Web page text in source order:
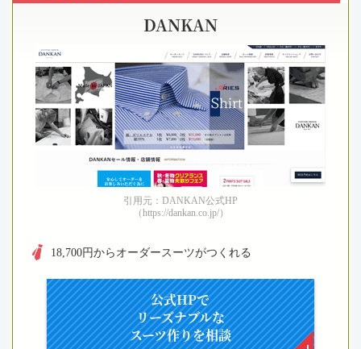
DANKAN
引用元：DANKAN公式HP
（https://dankan.co.jp/）
18,700円からオーダースーツがつくれる
公式HPで
リーズナブルな
スーツ作りを相談